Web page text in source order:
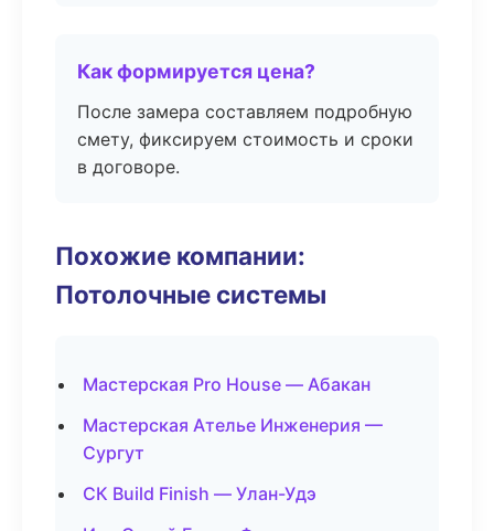
Как формируется цена?
После замера составляем подробную
смету, фиксируем стоимость и сроки
в договоре.
Похожие компании:
Потолочные системы
Мастерская Pro House — Абакан
Мастерская Ателье Инженерия —
Сургут
СК Build Finish — Улан-Удэ